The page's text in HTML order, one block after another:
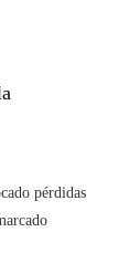
pérdidas